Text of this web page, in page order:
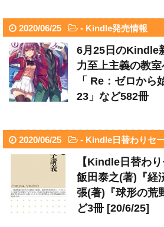
2020/06/25 - Kindle発売情報
6月25日のKindle
力至上主義の教
「 Re：ゼロから
23」など582冊
2020/06/25 - Kindle日替わりセ
【Kindle日替わ
飯田泰之(著)『経
張(著)『球形の荒
ど3冊 [20/6/25]